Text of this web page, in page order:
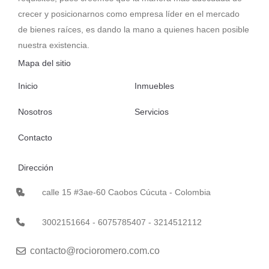
crecer y posicionarnos como empresa líder en el mercado
de bienes raíces, es dando la mano a quienes hacen posible
nuestra existencia.
Mapa del sitio
Inicio Inmuebles
Nosotros Servicios
Contacto
Dirección
calle 15 #3ae-60 Caobos Cúcuta - Colombia
3002151664 - 6075785407 - 3214512112
contacto@rocioromero.com.co